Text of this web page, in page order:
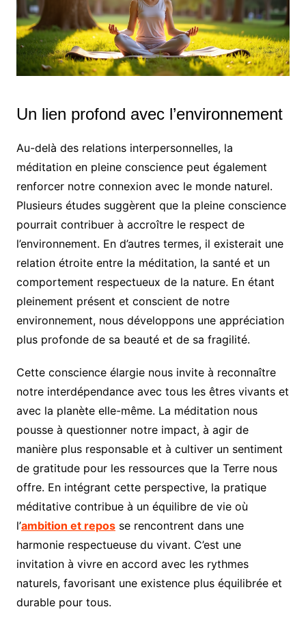
Un lien profond avec l’environnement
Au-delà des relations interpersonnelles, la
méditation en pleine conscience peut également
renforcer notre connexion avec le monde naturel.
Plusieurs études suggèrent que la pleine conscience
pourrait contribuer à accroître le respect de
l’environnement. En d’autres termes, il existerait une
relation étroite entre la méditation, la santé et un
comportement respectueux de la nature. En étant
pleinement présent et conscient de notre
environnement, nous développons une appréciation
plus profonde de sa beauté et de sa fragilité.
Cette conscience élargie nous invite à reconnaître
notre interdépendance avec tous les êtres vivants et
avec la planète elle-même. La méditation nous
pousse à questionner notre impact, à agir de
manière plus responsable et à cultiver un sentiment
de gratitude pour les ressources que la Terre nous
offre. En intégrant cette perspective, la pratique
méditative contribue à un équilibre de vie où
l’ambition et reposse rencontrent dans une
harmonie respectueuse du vivant. C’est une
invitation à vivre en accord avec les rythmes
naturels, favorisant une existence plus équilibrée et
durable pour tous.